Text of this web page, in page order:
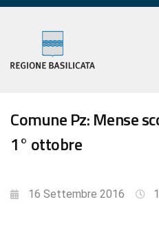
Comune Pz: Mense
1° ottobre
16 Settembre 2016